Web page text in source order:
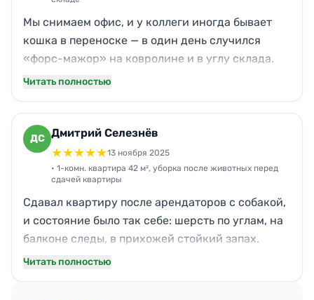
пунктуальные, и по цене вышло честно — ровно
как в расчёте по телефону.
Мы снимаем офис, и у коллеги иногда бывает
кошка в переноске — в один день случился
«форс-мажор» на ковролине и в углу склада.
Нужно было быстро, чтобы утром уже не пахло и
отработали проблемные места, при этом
сделали нормальную общую уборку зоны
ожидания. Запах ушёл, ковролин стал чище, чем
был. Отдельный плюс — пунктуальность и
адекватная стоимость для срочного заказа.
Читать полностью
ДС Дмитрий Селезнёв
★★★★★13 ноября 2025
• 1-комн. квартира 42 м², уборка после животных перед
сдачей квартиры
Сдавал квартиру после арендаторов с собакой,
и состояние было так себе: шерсть по углам, на
балконе следы, в прихожей стойкий запах.
Времени было мало — показы на следующий
Читать полностью